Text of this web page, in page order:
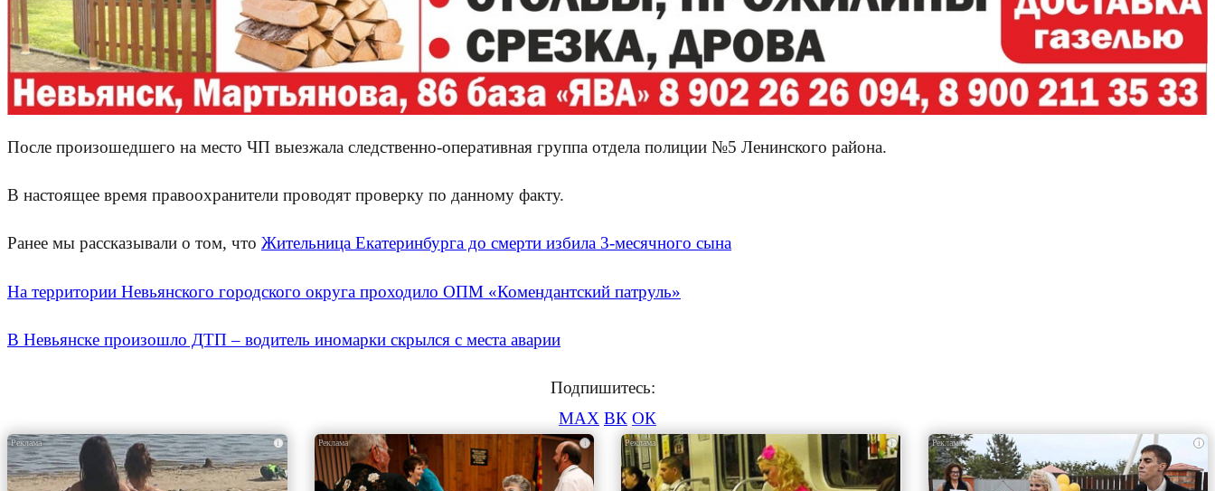
После произошедшего на место ЧП выезжала следственно-оперативная группа отдела полиции №5 Ленинского района.
В настоящее время правоохранители проводят проверку по данному факту.
Ранее мы рассказывали о том, что Жительница Екатеринбурга до смерти избила 3-месячного сына
На территории Невьянского городского округа проходило ОПМ «Комендантский патруль»
В Невьянске произошло ДТП – водитель иномарки скрылся с места аварии
Подпишитесь:
MAX ВК ОК
i i i i